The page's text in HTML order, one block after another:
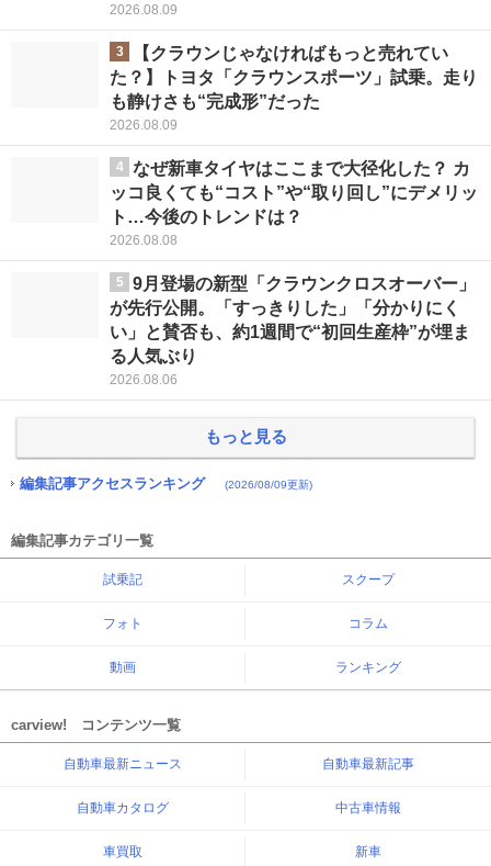
2026.08.09
3
【クラウンじゃなければもっと売れてい
た？】トヨタ「クラウンスポーツ」試乗。走り
も静けさも“完成形”だった
2026.08.09
4
なぜ新車タイヤはここまで大径化した？ カ
ッコ良くても“コスト”や“取り回し”にデメリッ
ト…今後のトレンドは？
2026.08.08
5
9月登場の新型「クラウンクロスオーバー」
が先行公開。「すっきりした」「分かりにく
い」と賛否も、約1週間で“初回生産枠”が埋ま
る人気ぶり
2026.08.06
もっと見る
編集記事アクセスランキング (2026/08/09更新)
編集記事カテゴリ一覧
試乗記 スクープ
フォト コラム
動画 ランキング
carview! コンテンツ一覧
自動車最新ニュース 自動車最新記事
自動車カタログ 中古車情報
車買取 新車